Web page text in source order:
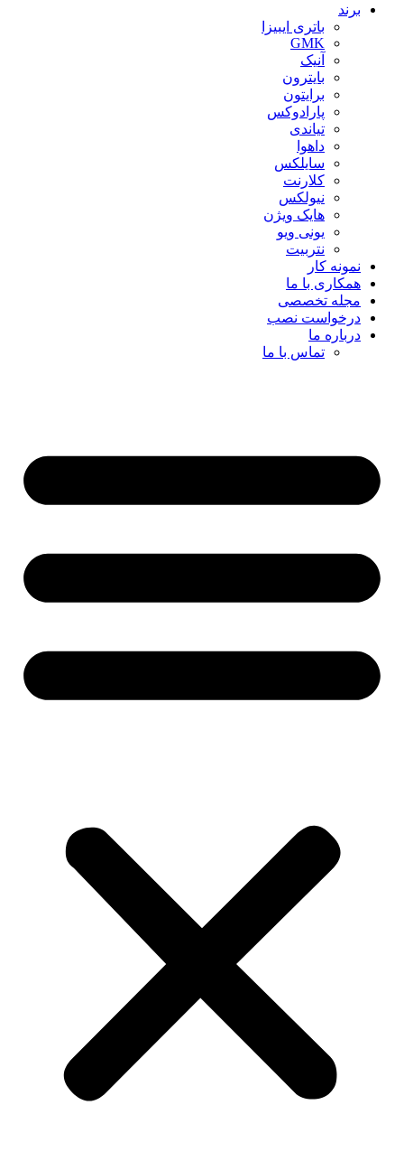
برند
باتری ایبیزا
GMK
آنیک
بایترون
برایتون
پارادوکس
تیاندی
داهوا
سایلکس
کلارنت
نیولکس
هایک ویژن
یونی ویو
نتربیت
نمونه کار
همکاری با ما
مجله تخصصی
درخواست نصب
درباره ما
تماس با ما